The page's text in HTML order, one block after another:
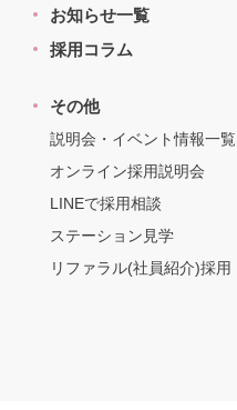
お知らせ一覧
採用コラム
その他
説明会・イベント情報一覧
オンライン採用説明会
LINEで採用相談
ステーション見学
リファラル(社員紹介)採用